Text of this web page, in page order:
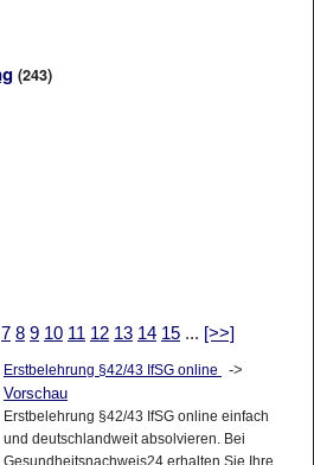
(243)
7 8 9 10 11 12 13 14 15 ... [>>]
Erstbelehrung §42/43 IfSG online
->
Vorschau
Erstbelehrung §42/43 IfSG online einfach
und deutschlandweit absolvieren. Bei